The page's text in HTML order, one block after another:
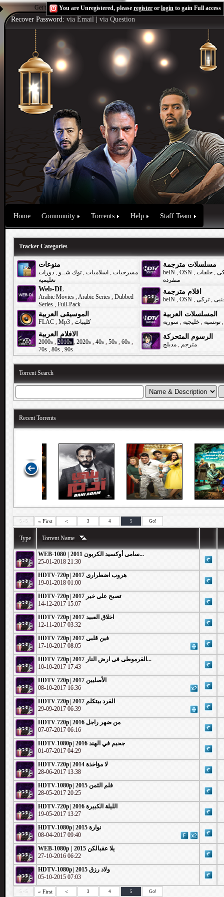
Get the Flash Playerto see this player.Shoutcast & Icecast Server
You are Unregistered, please register or login to gain Full access
Recover Password: via Email via Question
Home Community Torrents Help Staff Team
Tracker Categories
منوعات
مسرحيات , اسلاميات , توك شــو , دورات
تعليمية
مسلسلات مترجمة
beIN , OSN , , حلقات
منفردة
Web-DL
Arabic Movies ,Arabic Series , Dubbed
Series , Full-Pack
افلام مترجمة
beIN , OSN , , تركى
الموسيقى العربية
FLAC , Mp3 , كليبات
المسلسلات العربية
, تونسية , خليجية , سورية
الافلام العربية
2000s , 2010s , 2020s , 40s , 50s , 60s ,
70s , 80s , 90s
الرسوم المتحركة
مترجم , مدبلج
Torrent Search
Recent Torrents
5 - 5 « First < 3 4 5 Go!
Type Torrent Name
WEB-1080 | سامى أوكسيد الكربون 2011...
25-01-2018 21:30
HDTV-720p| هروب اضطرارى 2017
19-01-2018 01:00
HDTV-720p| 2017 تصبح على خير
14-12-2017 15:07
HDTV-720p| 2017 اخلاق العبيد
12-11-2017 03:32
HDTV-720p| 2017 فين قلبى
17-10-2017 08:05
HDTV-720p| 2017 القرموطى فى ارض النار...
10-10-2017 17:43
HDTV-720p| 2017 الأصليين
08-10-2017 16:36
HDTV-720p| 2017 القرد بيتكلم
29-09-2017 06:39
HDTV-720p| 2016 من ضهر راجل
07-07-2017 06:16
HDTV-1080p| 2016 جحيم في الهند
01-07-2017 04:29
HDTV-720p| 2014 لا مؤاخذة
28-06-2017 13:38
HDTV-1080p| 2015 فلم الثمن
28-05-2017 20:25
HDTV-720p| 2016 الليلة الكبيرة
19-05-2017 13:27
HDTV-1080p| 2015 نوارة
08-04-2017 09:40
WEB-1080p | 2015 يلا عقبالكن
27-10-2016 06:22
HDTV-1080p| 2015 ولاد رزق
05-10-2015 07:03
5 - 5 « First < 3 4 5 Go!